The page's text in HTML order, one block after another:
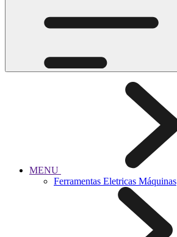
MENU
Ferramentas Eletricas Máquinas